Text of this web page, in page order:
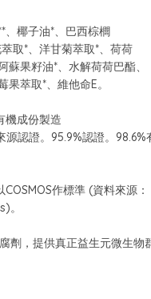
、椰子油*、巴西棕櫚
取*、洋甘菊萃取*、荷荷
果籽油*、水解荷荷巴酯、
萃取*、維他命E。
機成份製造
認證。95.9%認證。98.6%
COSMOS作標準 (資料來
。
劑，提供真正益生元微生物